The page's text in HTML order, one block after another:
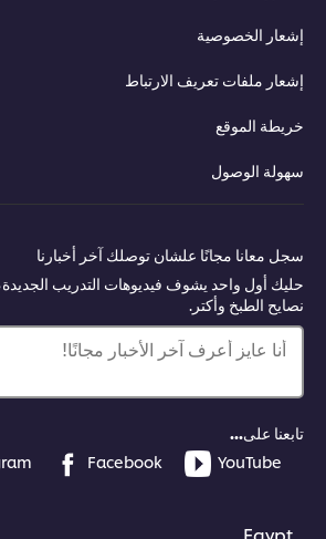
الخصوصية
ملفات تعريف الارتباط
الموقع
الوصول
معانا مجانًا علشان توصلك آخر أخبارنا
أول واحد يشوف فيديوهات التدريب الجديدة،
الطبخ وأكتر.
أنا عايز أعرف آخر الأخبار مجانًا!
على...
YouTube
Facebook